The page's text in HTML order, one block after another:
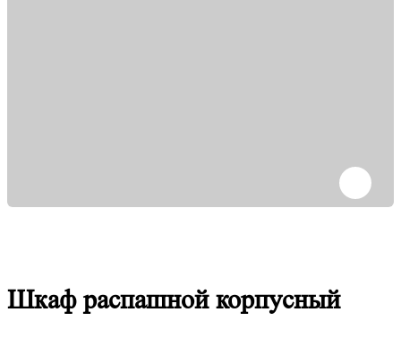
Шкаф распашной корпусный